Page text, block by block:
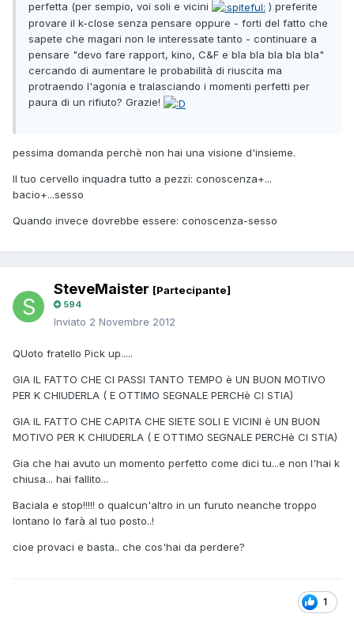
perfetta (per sempio, voi soli e vicini
) preferite
provare il k-close senza pensare oppure - forti del fatto che
sapete che magari non le interessate tanto - continuare a
pensare "devo fare rapport, kino, C&F e bla bla bla bla bla"
cercando di aumentare le probabilità di riuscita ma
protraendo l'agonia e tralasciando i momenti perfetti per
paura di un rifiuto? Grazie!
pessima domanda perchè non hai una visione d'insieme.
Il tuo cervello inquadra tutto a pezzi: conoscenza+...
bacio+...sesso
Quando invece dovrebbe essere: conoscenza-sesso
SteveMaister [Partecipante]
594
Inviato 2 Novembre 2012
QUoto fratello Pick up.....
GIA IL FATTO CHE CI PASSI TANTO TEMPO è UN BUON MOTIVO
PER K CHIUDERLA ( E OTTIMO SEGNALE PERCHè CI STIA)
GIA IL FATTO CHE CAPITA CHE SIETE SOLI E VICINI è UN BUON
MOTIVO PER K CHIUDERLA ( E OTTIMO SEGNALE PERCHè CI STIA)
Gia che hai avuto un momento perfetto come dici tu...e non l'hai k
chiusa... hai fallito...
Baciala e stop!!!!! o qualcun'altro in un furuto neanche troppo
lontano lo farà al tuo posto..!
cioe provaci e basta.. che cos'hai da perdere?
1